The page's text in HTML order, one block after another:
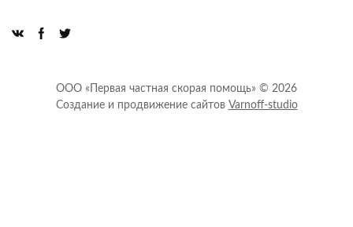
ООО «Первая частная скорая помощь» © 2026
Создание и продвижение сайтов Varnoff-studio